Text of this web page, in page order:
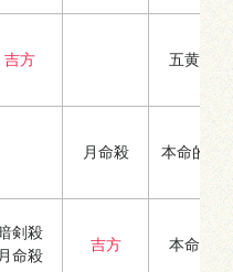
吉方 五黄殺
月命殺 本命的殺
剣殺
月命殺
吉方 本命殺